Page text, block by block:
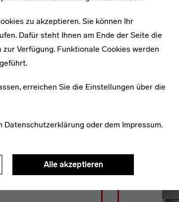
zu akzeptieren. Sie können Ihr
Dafür steht Ihnen am Ende der Seite die
Verfügung. Funktionale Cookies werden
erreichen Sie die Einstellungen über die
Datenschutzerklärung oder dem Impressum.
Alle akzeptieren